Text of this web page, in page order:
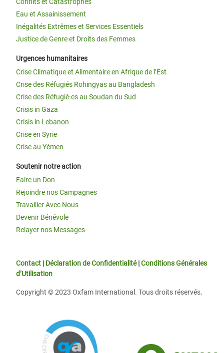
Eau et Assainissement
Inégalités Extrêmes et Services Essentiels
Justice de Genre et Droits des Femmes
Urgences humanitaires
Crise Climatique et Alimentaire en Afrique de l’Est
Crise des Réfugiés Rohingyas au Bangladesh
Crise des Réfugié·es au Soudan du Sud
Crisis in Gaza
Crisis in Lebanon
Crise en Syrie
Crise au Yémen
Soutenir notre action
Faire un Don
Rejoindre nos Campagnes
Travailler Avec Nous
Devenir Bénévole
Relayer nos Messages
Contact | Déclaration de Confidentialité|Conditions Générales
d’Utilisation
Copyright © 2023 Oxfam International. Tous droits réservés.